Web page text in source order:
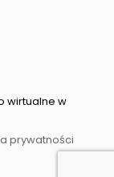
wirtualne w
prywatności